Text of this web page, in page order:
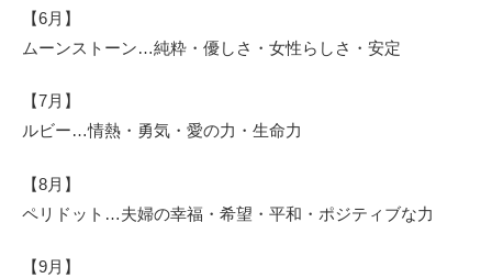
【6月】
ムーンストーン…純粋・優しさ・女性らしさ・安定
【7月】
ルビー…情熱・勇気・愛の力・生命力
【8月】
ペリドット…夫婦の幸福・希望・平和・ポジティブな力
【9月】